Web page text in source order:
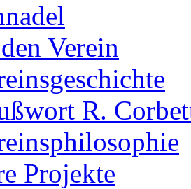
Verein
R.
Projekte